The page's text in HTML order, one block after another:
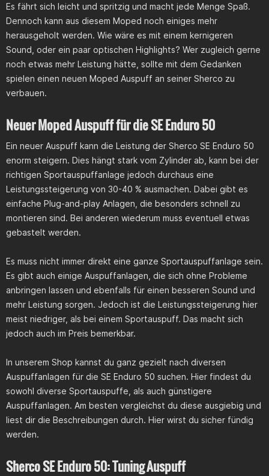
Es fährt sich leicht und spritzig und macht jede Menge Spaß.
Dennoch kann aus diesem Moped noch einiges mehr
herausgeholt werden. Wie wäre es mit einem kernigeren
Sound, oder ein paar optischen Highlights? Wer zugleich gerne
noch etwas mehr Leistung hätte, sollte mit dem Gedanken
spielen einen neuen Moped Auspuff an seiner Sherco zu
verbauen.
Neuer Moped Auspuff für die SE Enduro 50
Ein neuer Auspuff kann die Leistung der Sherco SE Enduro 50
enorm steigern. Dies hängt stark vom Zylinder ab, kann bei der
richtigen Sportauspuffanlage jedoch durchaus eine
Leistungssteigerung von 30-40 % ausmachen. Dabei gibt es
einfache Plug-and-play Anlagen, die besonders schnell zu
montieren sind. Bei anderen wiederum muss eventuell etwas
gebastelt werden.
Es muss nicht immer direkt eine ganze Sportauspuffanlage sein.
Es gibt auch einige Auspuffanlagen, die sich ohne Probleme
anbringen lassen und ebenfalls für einen besseren Sound und
mehr Leistung sorgen. Jedoch ist die Leistungssteigerung hier
meist niedriger, als bei einem Sportauspuff. Das macht sich
jedoch auch im Preis bemerkbar.
In unserem Shop kannst du ganz gezielt nach diversen
Auspuffanlagen für die SE Enduro 50 suchen. Hier findest du
sowohl diverse Sportauspuffe, als auch günstigere
Auspuffanlagen. Am besten vergleichst du diese ausgiebig und
liest dir die Beschreibungen durch. Hier wirst du sicher fündig
werden.
Sherco SE Enduro 50: Tuning Auspuff